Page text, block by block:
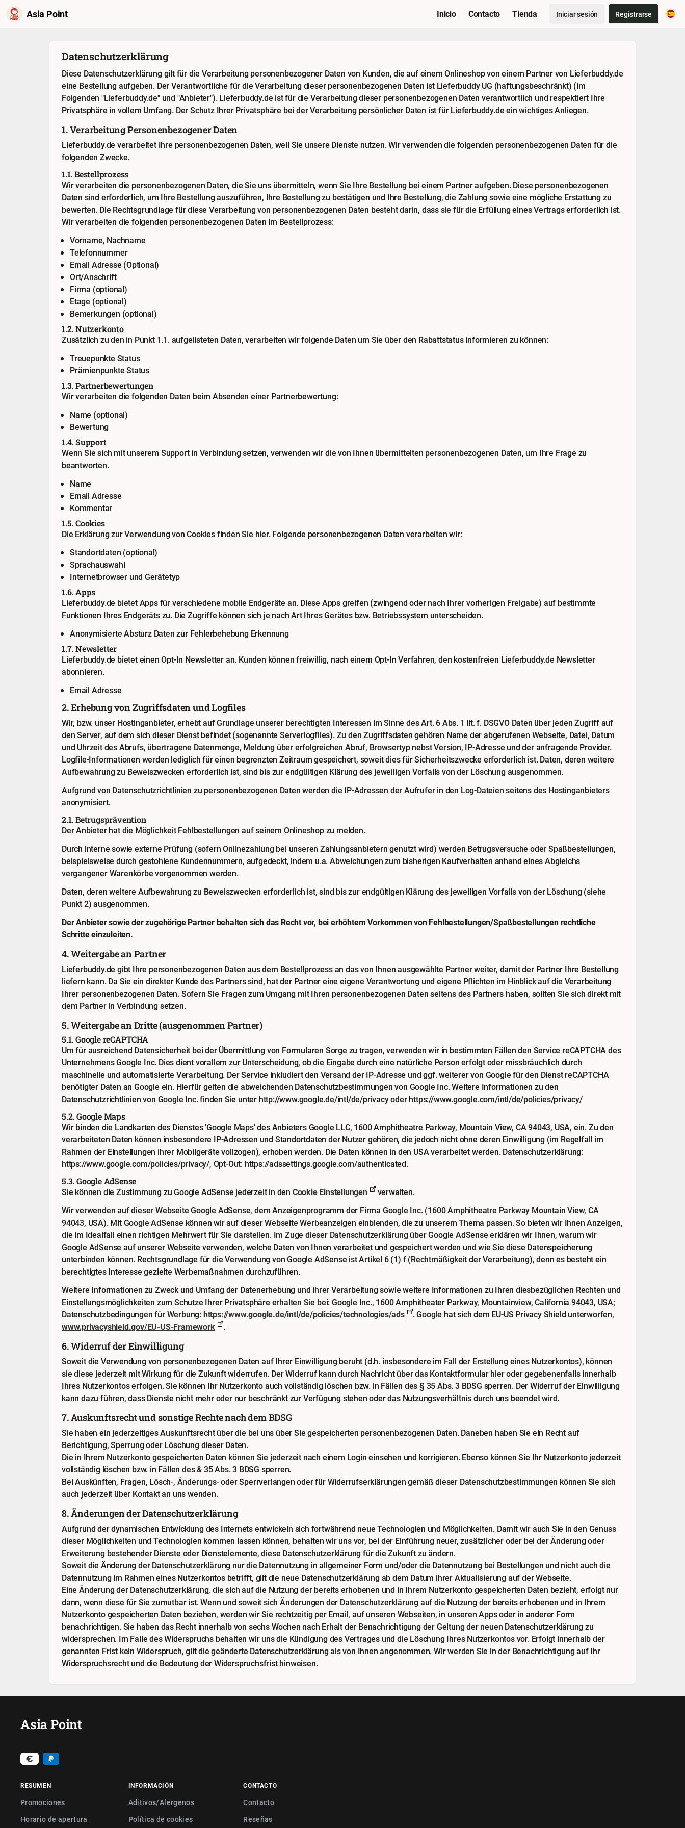
Asia Point Inicio Contacto Tienda Iniciar sesión Registrarse
Datenschutzerklärung
Diese Datenschutzerklärung gilt für die Verarbeitung personenbezogener Daten von Kunden, die auf einem Onlineshop von einem Partner von Lieferbuddy.de
eine Bestellung aufgeben. Der Verantwortliche für die Verarbeitung dieser personenbezogenen Daten ist Lieferbuddy UG (haftungsbeschränkt) (im
Folgenden "Lieferbuddy.de" und "Anbieter"). Lieferbuddy.de ist für die Verarbeitung dieser personenbezogenen Daten verantwortlich und respektiert Ihre
Privatsphäre in vollem Umfang. Der Schutz Ihrer Privatsphäre bei der Verarbeitung persönlicher Daten ist für Lieferbuddy.de ein wichtiges Anliegen.
1. Verarbeitung Personenbezogener Daten
Lieferbuddy.de verarbeitet Ihre personenbezogenen Daten, weil Sie unsere Dienste nutzen. Wir verwenden die folgenden personenbezogenen Daten für die
folgenden Zwecke.
1.1. Bestellprozess
Wir verarbeiten die personenbezogenen Daten, die Sie uns übermitteln, wenn Sie Ihre Bestellung bei einem Partner aufgeben. Diese personenbezogenen
Daten sind erforderlich, um Ihre Bestellung auszuführen, Ihre Bestellung zu bestätigen und Ihre Bestellung, die Zahlung sowie eine mögliche Erstattung zu
bewerten. Die Rechtsgrundlage für diese Verarbeitung von personenbezogenen Daten besteht darin, dass sie für die Erfüllung eines Vertrags erforderlich ist.
Wir verarbeiten die folgenden personenbezogenen Daten im Bestellprozess:
Vorname, Nachname
Telefonnummer
Email Adresse (Optional)
Ort/Anschrift
Firma (optional)
Etage (optional)
Bemerkungen (optional)
1.2. Nutzerkonto
Zusätzlich zu den in Punkt 1.1. aufgelisteten Daten, verarbeiten wir folgende Daten um Sie über den Rabattstatus informieren zu können:
Treuepunkte Status
Prämienpunkte Status
1.3. Partnerbewertungen
Wir verarbeiten die folgenden Daten beim Absenden einer Partnerbewertung:
Name (optional)
Bewertung
1.4. Support
Wenn Sie sich mit unserem Support in Verbindung setzen, verwenden wir die von Ihnen übermittelten personenbezogenen Daten, um Ihre Frage zu
beantworten.
Name
Email Adresse
Kommentar
1.5. Cookies
Die Erklärung zur Verwendung von Cookies finden Sie hier. Folgende personenbezogenen Daten verarbeiten wir:
Standortdaten (optional)
Sprachauswahl
Internetbrowser und Gerätetyp
1.6. Apps
Lieferbuddy.de bietet Apps für verschiedene mobile Endgeräte an. Diese Apps greifen (zwingend oder nach Ihrer vorherigen Freigabe) auf bestimmte
Funktionen Ihres Endgeräts zu. Die Zugriffe können sich je nach Art Ihres Gerätes bzw. Betriebssystem unterscheiden.
Anonymisierte Absturz Daten zur Fehlerbehebung Erkennung
1.7. Newsletter
Lieferbuddy.de bietet einen Opt-In Newsletter an. Kunden können freiwillig, nach einem Opt-In Verfahren, den kostenfreien Lieferbuddy.de Newsletter
abonnieren.
Email Adresse
2. Erhebung von Zugriffsdaten und Logfiles
Wir, bzw. unser Hostinganbieter, erhebt auf Grundlage unserer berechtigten Interessen im Sinne des Art. 6 Abs. 1 lit. f. DSGVO Daten über jeden Zugriff auf
den Server, auf dem sich dieser Dienst befindet (sogenannte Serverlogfiles). Zu den Zugriffsdaten gehören Name der abgerufenen Webseite, Datei, Datum
und Uhrzeit des Abrufs, übertragene Datenmenge, Meldung über erfolgreichen Abruf, Browsertyp nebst Version, IP-Adresse und der anfragende Provider.
Logfile-Informationen werden lediglich für einen begrenzten Zeitraum gespeichert, soweit dies für Sicherheitszwecke erforderlich ist. Daten, deren weitere
Aufbewahrung zu Beweiszwecken erforderlich ist, sind bis zur endgültigen Klärung des jeweiligen Vorfalls von der Löschung ausgenommen.
Aufgrund von Datenschutzrichtlinien zu personenbezogenen Daten werden die IP-Adressen der Aufrufer in den Log-Dateien seitens des Hostinganbieters
anonymisiert.
2.1. Betrugsprävention
Der Anbieter hat die Möglichkeit Fehlbestellungen auf seinem Onlineshop zu melden.
Durch interne sowie externe Prüfung (sofern Onlinezahlung bei unseren Zahlungsanbietern genutzt wird) werden Betrugsversuche oder Spaßbestellungen,
beispielsweise durch gestohlene Kundennummern, aufgedeckt, indem u.a. Abweichungen zum bisherigen Kaufverhalten anhand eines Abgleichs
vergangener Warenkörbe vorgenommen werden.
Daten, deren weitere Aufbewahrung zu Beweiszwecken erforderlich ist, sind bis zur endgültigen Klärung des jeweiligen Vorfalls von der Löschung (siehe
Punkt 2) ausgenommen.
Der Anbieter sowie der zugehörige Partner behalten sich das Recht vor, bei erhöhtem Vorkommen von Fehlbestellungen/Spaßbestellungen rechtliche
Schritte einzuleiten.
4. Weitergabe an Partner
Lieferbuddy.de gibt Ihre personenbezogenen Daten aus dem Bestellprozess an das von Ihnen ausgewählte Partner weiter, damit der Partner Ihre Bestellung
liefern kann. Da Sie ein direkter Kunde des Partners sind, hat der Partner eine eigene Verantwortung und eigene Pflichten im Hinblick auf die Verarbeitung
Ihrer personenbezogenen Daten. Sofern Sie Fragen zum Umgang mit Ihren personenbezogenen Daten seitens des Partners haben, sollten Sie sich direkt mit
dem Partner in Verbindung setzen.
5. Weitergabe an Dritte (ausgenommen Partner)
5.1. Google reCAPTCHA
Um für ausreichend Datensicherheit bei der Übermittlung von Formularen Sorge zu tragen, verwenden wir in bestimmten Fällen den Service reCAPTCHA des
Unternehmens Google Inc. Dies dient vorallem zur Unterscheidung, ob die Eingabe durch eine natürliche Person erfolgt oder missbräuchlich durch
maschinelle und automatisierte Verarbeitung. Der Service inkludiert den Versand der IP-Adresse und ggf. weiterer von Google für den Dienst reCAPTCHA
benötigter Daten an Google ein. Hierfür gelten die abweichenden Datenschutzbestimmungen von Google Inc. Weitere Informationen zu den
Datenschutzrichtlinien von Google Inc. finden Sie unter http://www.google.de/intl/de/privacyoderhttps://www.google.com/intl/de/policies/privacy/
5.2. Google Maps
Wir binden die Landkarten des Dienstes 'Google Maps' des Anbieters Google LLC, 1600 Amphitheatre Parkway, Mountain View, CA 94043, USA, ein. Zu den
verarbeiteten Daten können insbesondere IP-Adressen und Standortdaten der Nutzer gehören, die jedoch nicht ohne deren Einwilligung (im Regelfall im
Rahmen der Einstellungen ihrer Mobilgeräte vollzogen), erhoben werden. Die Daten können in den USA verarbeitet werden. Datenschutzerklärung:
https://www.google.com/policies/privacy/, Opt-Out: https://adssettings.google.com/authenticated.
5.3. Google AdSense
Sie können die Zustimmung zu Google AdSense jederzeit in den Cookie Einstellungen
verwalten.
Wir verwenden auf dieser Webseite Google AdSense, dem Anzeigenprogramm der Firma Google Inc. (1600 Amphitheatre Parkway Mountain View, CA
94043, USA). Mit Google AdSense können wir auf dieser Webseite Werbeanzeigen einblenden, die zu unserem Thema passen. So bieten wir Ihnen Anzeigen,
die im Idealfall einen richtigen Mehrwert für Sie darstellen. Im Zuge dieser Datenschutzerklärung über Google AdSense erklären wir Ihnen, warum wir
Google AdSense auf unserer Webseite verwenden, welche Daten von Ihnen verarbeitet und gespeichert werden und wie Sie diese Datenspeicherung
unterbinden können. Rechtsgrundlage für die Verwendung von Google AdSense ist Artikel 6 (1) f (Rechtmäßigkeit der Verarbeitung), denn es besteht ein
berechtigtes Interesse gezielte Werbemaßnahmen durchzuführen.
Weitere Informationen zu Zweck und Umfang der Datenerhebung und ihrer Verarbeitung sowie weitere Informationen zu Ihren diesbezüglichen Rechten und
Einstellungsmöglichkeiten zum Schutze Ihrer Privatsphäre erhalten Sie bei: Google Inc., 1600 Amphitheater Parkway, Mountainview, California 94043, USA;
Datenschutzbedingungen für Werbung: https://www.google.de/intl/de/policies/technologies/ads
. Google hat sich dem EU-US Privacy Shield unterworfen,
www.privacyshield.gov/EU-US-Framework
.
6. Widerruf der Einwilligung
Soweit die Verwendung von personenbezogenen Daten auf Ihrer Einwilligung beruht (d.h. insbesondere im Fall der Erstellung eines Nutzerkontos), können
sie diese jederzeit mit Wirkung für die Zukunft widerrufen. Der Widerruf kann durch Nachricht über das Kontaktformularhieroder gegebenenfalls innerhalb
Ihres Nutzerkontos erfolgen. Sie können Ihr Nutzerkonto auch vollständig löschen bzw. in Fällen des § 35 Abs. 3 BDSG sperren. Der Widerruf der Einwilligung
kann dazu führen, dass Dienste nicht mehr oder nur beschränkt zur Verfügung stehen oder das Nutzungsverhältnis durch uns beendet wird.
7. Auskunftsrecht und sonstige Rechte nach dem BDSG
Sie haben ein jederzeitiges Auskunftsrecht über die bei uns über Sie gespeicherten personenbezogenen Daten. Daneben haben Sie ein Recht auf
Berichtigung, Sperrung oder Löschung dieser Daten.
Die in Ihrem Nutzerkonto gespeicherten Daten können Sie jederzeit nach einem Login einsehen und korrigieren. Ebenso können Sie Ihr Nutzerkonto jederzeit
vollständig löschen bzw. in Fällen des & 35 Abs. 3 BDSG sperren.
Bei Auskünften, Fragen, Lösch-, Änderungs- oder Sperrverlangen oder für Widerrufserklärungen gemäß dieser Datenschutzbestimmungen können Sie sich
auch jederzeit über Kontakt an uns wenden.
8. Änderungen der Datenschutzerklärung
Aufgrund der dynamischen Entwicklung des Internets entwickeln sich fortwährend neue Technologien und Möglichkeiten. Damit wir auch Sie in den Genuss
dieser Möglichkeiten und Technologien kommen lassen können, behalten wir uns vor, bei der Einführung neuer, zusätzlicher oder bei der Änderung oder
Erweiterung bestehender Dienste oder Dienstelemente, diese Datenschutzerklärung für die Zukunft zu ändern.
Soweit die Änderung der Datenschutzerklärung nur die Datennutzung in allgemeiner Form und/oder die Datennutzung bei Bestellungen und nicht auch die
Datennutzung im Rahmen eines Nutzerkontos betrifft, gilt die neue Datenschutzerklärung ab dem Datum ihrer Aktualisierung auf der Webseite.
Eine Änderung der Datenschutzerklärung, die sich auf die Nutzung der bereits erhobenen und in Ihrem Nutzerkonto gespeicherten Daten bezieht, erfolgt nur
dann, wenn diese für Sie zumutbar ist. Wenn und soweit sich Änderungen der Datenschutzerklärung auf die Nutzung der bereits erhobenen und in Ihrem
Nutzerkonto gespeicherten Daten beziehen, werden wir Sie rechtzeitig per Email, auf unseren Webseiten, in unseren Apps oder in anderer Form
benachrichtigen. Sie haben das Recht innerhalb von sechs Wochen nach Erhalt der Benachrichtigung der Geltung der neuen Datenschutzerklärung zu
widersprechen. Im Falle des Widerspruchs behalten wir uns die Kündigung des Vertrages und die Löschung Ihres Nutzerkontos vor. Erfolgt innerhalb der
genannten Frist kein Widerspruch, gilt die geänderte Datenschutzerklärung als von Ihnen angenommen. Wir werden Sie in der Benachrichtigung auf Ihr
Widerspruchsrecht und die Bedeutung der Widerspruchsfrist hinweisen.
Asia Point
RESUMEN
Promociones
Horario de apertura
INFORMACIÓN
Aditivos/Alergenos
Política de cookies
CONTACTO
Contacto
Reseñas